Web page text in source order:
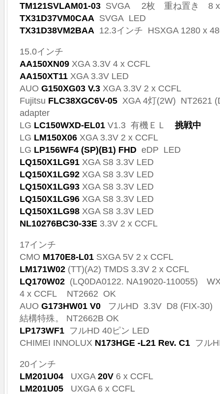
TM121SVLAM01-03 SVGA 2枚 重ね置き 8 x
TX31D37VM0CAA SVGA LED
TX31D38VM2BAA 12.3インチ HSXGA 1280 x
15.0インチ
AA150XN09 XGA 3.3V 4 x CCFL
AA150XT11 XGA 3.3V LED
AUO G150XG03 V.3 XGA 3.3V 2 x CCFL
Fujitsu FLC38XGC6V-05 XGA 4灯(2W) NT2621
adapter
LG LC150WXD-EL01 V1.3 有機ＥＬ 挑戦中
LG LM150X06 XGA 3.3V 2 x CCFL
LG LP156WF4 (SP)(B1) FHD eDP LED
LQ150X1LG91 XGA S8 3.3V LED
LQ150X1LG92 XGA S8 3.3V LED
LQ150X1LG93 XGA S8 3.3V LED
LQ150X1LG96 XGA S8 3.3V LED
LQ150X1LG98 XGA S8 3.3V LED
NL10276BC30-33E 3.3V 2 x CCFL
17インチ
CMO M170E8-L01 SXGA 5V 2 x CCFL
LM171W02 (TT)(A2) TMDS 3.3V 2 x CCFL
LQ170W02 (LQ0DA0122. NA19020-110055)
4 x CCFL NT2662 OK
AUO G173HW01 V0 フルHD 3.3V D8 (FIX-30)
結構特殊。 NT2662B OK
LP173WF1 フルHD 40ピン LED
CHIMEI INNOLUX N173HGE -L21 Rev. C1 フル
20インチ
LM201U04 UXGA 20V 6 x CCFL
LM201U05 UXGA 6 x CCFL